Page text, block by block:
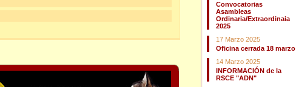
Convocatorias
Asambleas
Ordinaria/Extraordinaia
2025
17 Marzo 2025
Oficina cerrada 18 marzo
14 Marzo 2025
INFORMACIÓN de la
RSCE "ADN"